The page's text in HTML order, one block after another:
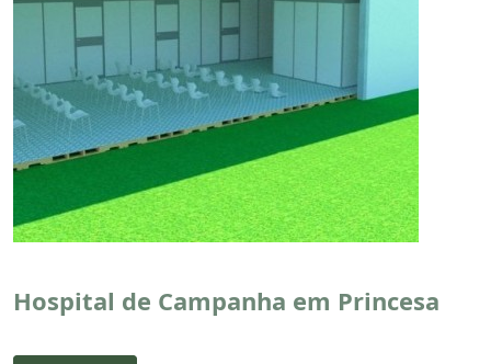
Hospital de Campanha em Princesa